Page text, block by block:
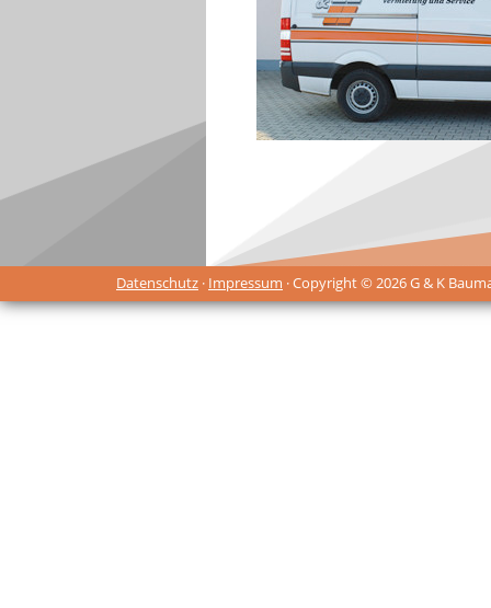
Datenschutz · Impressum · Copyright © 2026 G & K